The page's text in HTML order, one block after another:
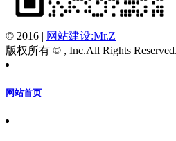
© 2016 | 网站建设:Mr.Z
版权所有 © , Inc.All Rights Reserved.
网站首页